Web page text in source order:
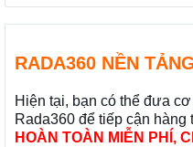
RADA360 NỀN
Hiện tại, bạn có thể đưa
Rada360 để tiếp cận hàng
HOÀN TOÀN MIỄN PHÍ,